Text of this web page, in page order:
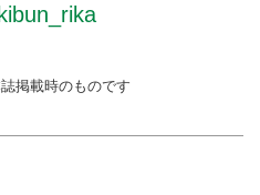
掲載時のものです